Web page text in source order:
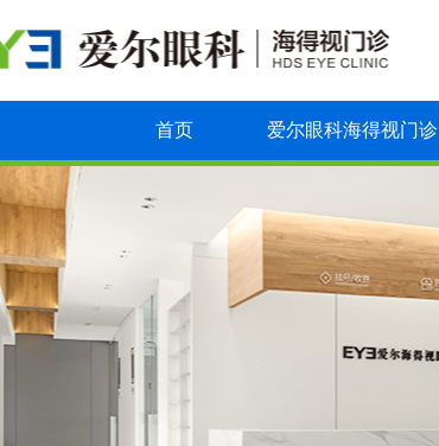
首页 爱尔眼科海得视门诊